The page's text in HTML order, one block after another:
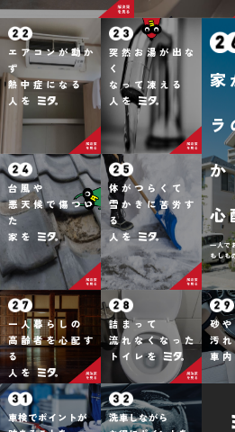
エアコンが動か
ず
熱中症になる
人を
突然お湯が出な
く
なって凍える
人を
台風や
悪天候で傷つい
た
家を
体がつらくて
雪かきに苦労す
る
人を
家
か
心
一人で
もしも
一人暮らしの
高齢者を心配す
る
人を
詰まって
流れなくなった
トイレを
砂
汚
車
車検でポイントが
洗車しながら